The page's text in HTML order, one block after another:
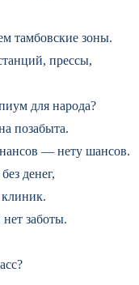
тамбовские зоны.
прессы,
для народа?
позабыта.
— нету шансов.
денег,
заботы.